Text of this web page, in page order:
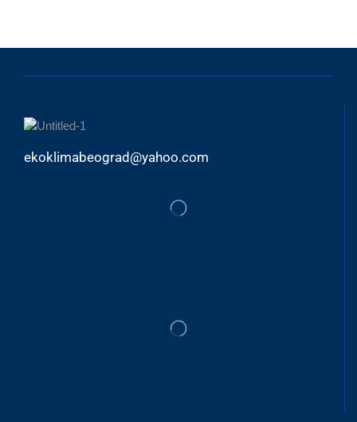
ekoklimabeograd@yahoo.com